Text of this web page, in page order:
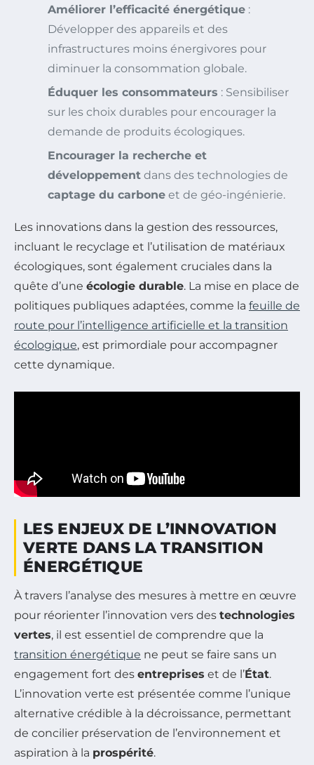
Améliorer l’efficacité énergétique :
Développer des appareils et des
infrastructures moins énergivores pour
diminuer la consommation globale.
Éduquer les consommateurs : Sensibiliser
sur les choix durables pour encourager la
demande de produits écologiques.
Encourager la recherche et
développement dans des technologies de
captage du carbone et de géo-ingénierie.
Les innovations dans la gestion des ressources,
incluant le recyclage et l’utilisation de matériaux
écologiques, sont également cruciales dans la
quête d’une écologie durable. La mise en place de
politiques publiques adaptées, comme la feuille de
route pour l’intelligence artificielle et la transition
écologique, est primordiale pour accompagner
cette dynamique.
LES ENJEUX DE L’INNOVATION
VERTE DANS LA TRANSITION
ÉNERGÉTIQUE
À travers l’analyse des mesures à mettre en œuvre
pour réorienter l’innovation vers des technologies
vertes, il est essentiel de comprendre que la
transition énergétique ne peut se faire sans un
engagement fort des entreprises et de l’État.
L’innovation verte est présentée comme l’unique
alternative crédible à la décroissance, permettant
de concilier préservation de l’environnement et
aspiration à la prospérité.